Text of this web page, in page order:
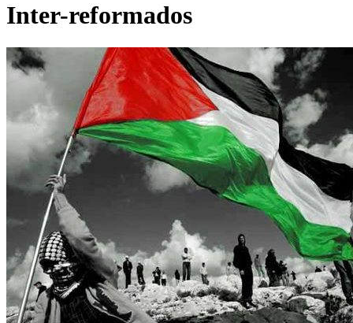
Inter-reformados